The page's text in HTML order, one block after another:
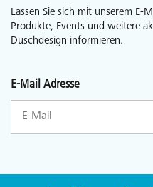
Lassen Sie sich mit unserem
Produkte, Events und weitere
Duschdesign informieren.
E-Mail Adresse